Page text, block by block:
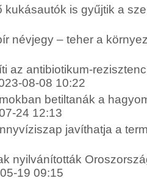
kukásautók is gyűjtik a
névjegy – teher a
az antibiotikum-
08-08 10:22
betiltanák a
24 12:13
javíthatja a
nyilvánították
19 09:15